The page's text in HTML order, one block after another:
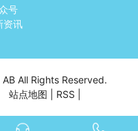
号
资讯
All Rights Reserved.
站点地图 RSS